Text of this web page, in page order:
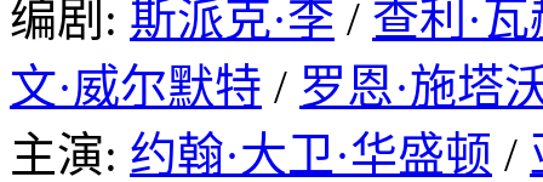
编剧: 斯派克·李 / 查利·
文·威尔默特 / 罗恩·施塔
主演: 约翰·大卫·华盛顿 /